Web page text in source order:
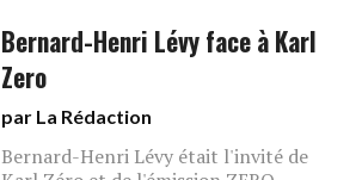
Bernard-Henri Lévy face à Karl
Zero
par La Rédaction
Bernard-Henri Lévy était l'invité de